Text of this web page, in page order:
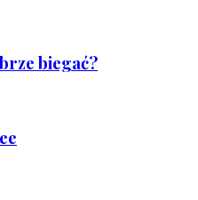
biegać?